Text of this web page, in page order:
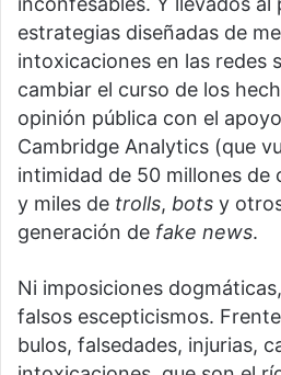
estrategias diseñadas de
intoxicaciones en las redes
cambiar el curso de los
opinión pública con el
Cambridge Analytics (que
intimidad de 50 millones de
y miles de trolls, bots y
generación de fake news.
Ni imposiciones
falsos escepticismos.
bulos, falsedades, injurias,